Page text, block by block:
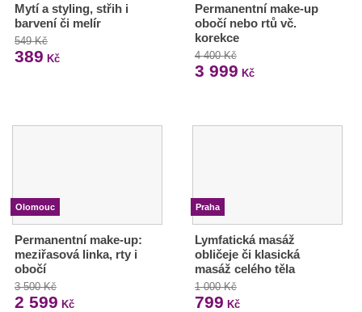
Mytí a styling, střih i
barvení či melír
549 Kč
389 Kč
Permanentní make-up
obočí nebo rtů vč.
korekce
4 400 Kč
3 999 Kč
Olomouc
Permanentní make-up:
meziřasová linka, rty i
obočí
3 500 Kč
2 599 Kč
Praha
Lymfatická masáž
obličeje či klasická
masáž celého těla
1 000 Kč
799 Kč